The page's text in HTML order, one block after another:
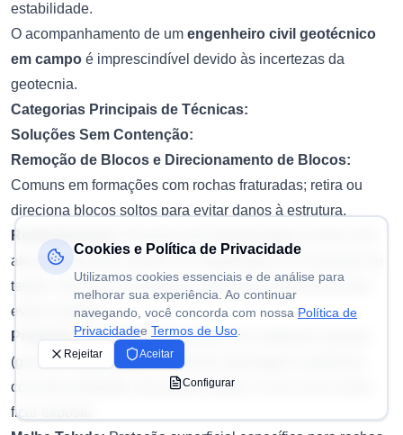
estabilidade.
O acompanhamento de um engenheiro civil geotécnico
em campo é imprescindível devido às incertezas da
geotecnia.
Categorias Principais de Técnicas:
Soluções Sem Contenção:
Remoção de Blocos e Direcionamento de Blocos:
Comuns em formações com rochas fraturadas; retira ou
direciona blocos soltos para evitar danos à estrutura.
Retaludamento:
aterros) para gerar ganho de estabilidade na inclinação do
talude. Deve ser associado a proteções superficiais para
evitar erosões.
Proteção Superficial:Realizada com materiais naturais
(gramas, vegetação) ou artificiais (drenagem superficial,
concreto projetado, biomantas, telas). O solo nunca deve
ficar exposto.
Cookies e Política de Privacidade
Utilizamos cookies essenciais e de análise para
melhorar sua experiência. Ao continuar
navegando, você concorda com nossa Política de
Privacidadee Termos de Uso
Rejeitar Aceitar
Configurar